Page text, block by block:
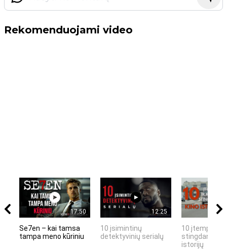
Rekomenduojami video
17:50
Se7en – kai tamsa
tampa meno kūriniu
12:25
10 įsimintinų
detektyvinių serialų
10 įtemptų,
stingdančių
istorijų